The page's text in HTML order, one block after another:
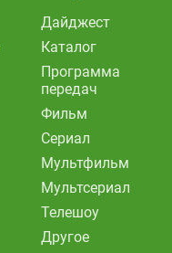
Дайджест
Каталог
Программа
передач
Фильм
Сериал
Мультфильм
Мультсериал
Телешоу
Другое